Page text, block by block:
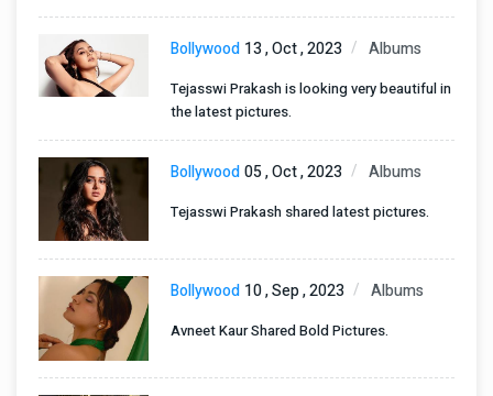
Bollywood 13 , Oct , 2023 Albums
Tejasswi Prakash is looking very beautiful in
the latest pictures.
Bollywood05 , Oct , 2023 Albums
Tejasswi Prakash shared latest pictures.
Bollywood 10 , Sep , 2023 Albums
Avneet Kaur Shared Bold Pictures.